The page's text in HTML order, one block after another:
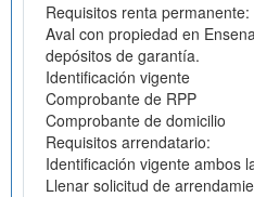
Requisitos renta permanente:
Aval con propiedad en
depósitos de garantía.
Identificación vigente
Comprobante de RPP
Comprobante de domicilio
Requisitos arrendatario:
Identificación vigente ambos
Llenar solicitud de